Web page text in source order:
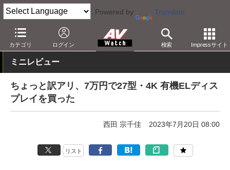
Powered by Translate
カテゴリ ログイン 検索 Impressサイト
AV Watch 製品 ディスプレイ
ミニレビュー
ちょっと訳アリ、7万円で27型・4K 有機ELディス
プレイを買った
西田 宗千佳 2023年7月20日 08:00
リスト